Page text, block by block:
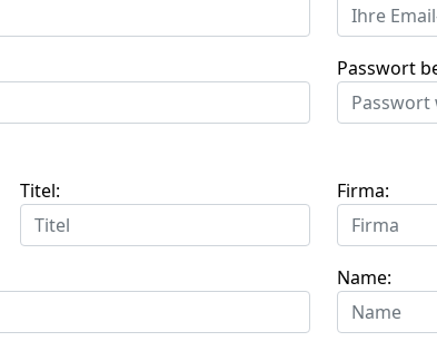
Passwort
Titel: Firma:
Name: